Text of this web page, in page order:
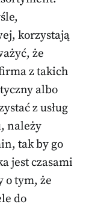
korzystają
że
z takich
albo
z usług
należy
tak by go
jest czasami
o tym, że
do